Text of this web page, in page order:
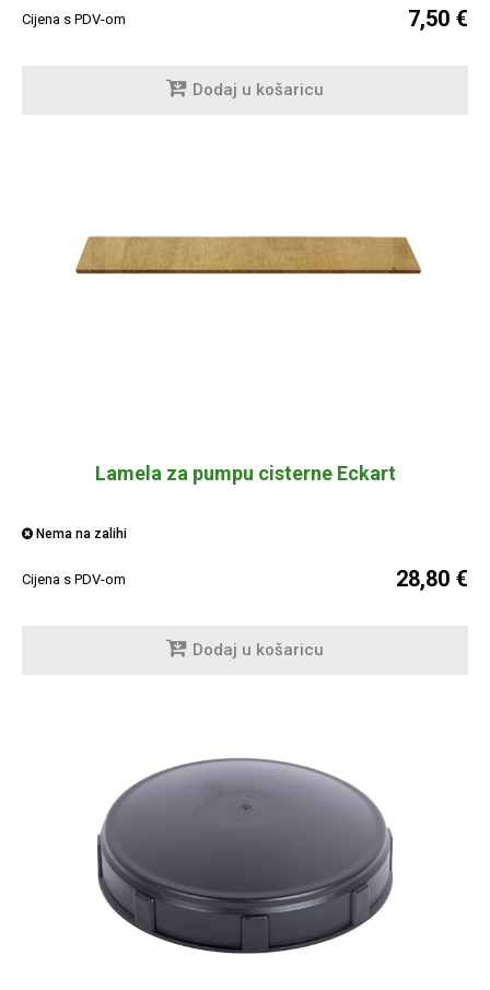
Cijena s PDV-om 7,50 €
Dodaj u košaricu
Lamela za pumpu cisterne Eckart
Nema na zalihi
Cijena s PDV-om 28,80 €
Dodaj u košaricu